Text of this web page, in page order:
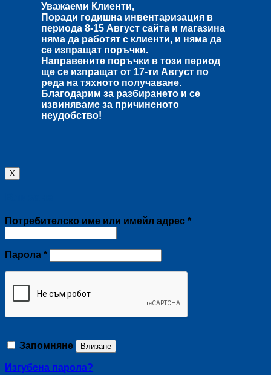
Уважаеми Клиенти,
Поради годишна инвентаризация в
периода 8-15 Август сайта и магазина
няма да работят с клиенти, и няма да
се изпращат поръчки.
Направените поръчки в този период
ще се изпращат от 17-ти Август по
реда на тяхното получаване.
Благодарим за разбирането и се
извиняваме за причиненото
неудобство!
X
Потребителско име или имейл адрес *Задължително
Парола *Задължително
Запомняне Влизане
Изгубена парола?